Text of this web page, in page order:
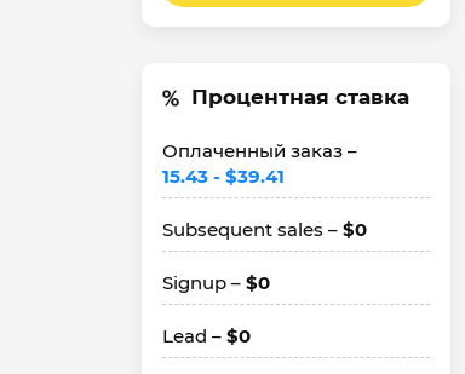
Процентная ставка
Оплаченный заказ –
15.43 - $39.41
Subsequent sales – $0
Signup – $0
Lead – $0